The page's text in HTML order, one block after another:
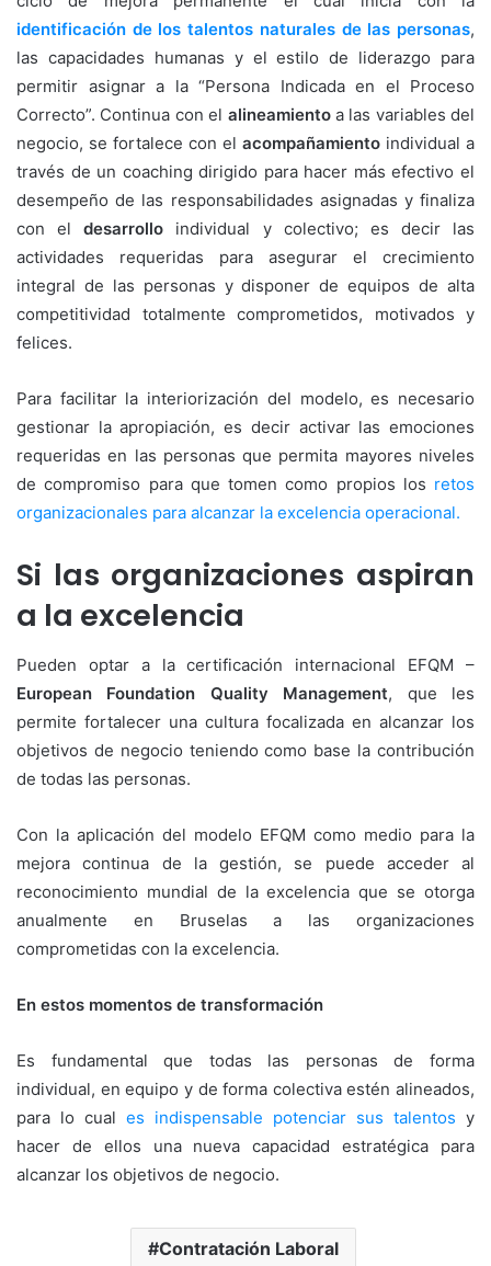
identificación de los talentos naturales de las personas,
las capacidades humanas y el estilo de liderazgo para
permitir asignar a la “Persona Indicada en el Proceso
Correcto”. Continua con el alineamientoa las variables del
negocio, se fortalece con el acompañamiento individual a
través de un coaching dirigido para hacer más efectivo el
desempeño de las responsabilidades asignadas y finaliza
con eldesarrollo individual y colectivo; es decir las
actividades requeridas para asegurar el crecimiento
integral de las personas y disponer de equipos de alta
competitividad totalmente comprometidos, motivados y
felices.
Para facilitar la interiorización del modelo, es necesario
gestionar la apropiación, es decir activar las emociones
requeridas en las personas que permita mayores niveles
de compromiso para que tomen como propios los retos
organizacionales para alcanzar la excelencia operacional.
Si las organizaciones aspiran
a la excelencia
Pueden optar a la certificación internacional EFQM –
European Foundation Quality Management, que les
permite fortalecer una cultura focalizada en alcanzar los
objetivos de negocio teniendo como base la contribución
de todas las personas.
Con la aplicación del modelo EFQM como medio para la
mejora continua de la gestión, se puede acceder al
reconocimiento mundial de la excelencia que se otorga
anualmente en Bruselas a las organizaciones
comprometidas con la excelencia.
En estos momentos de transformación
Es fundamental que todas las personas de forma
individual, en equipo y de forma colectiva estén alineados,
para lo cual es indispensable potenciar sus talentos y
hacer de ellos una nueva capacidad estratégica para
alcanzar los objetivos de negocio.
Contratación Laboral